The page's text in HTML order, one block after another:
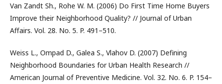
Van Zandt Sh., Rohe W. M. (2006) Do First Time Home Buyers
Improve their Neighborhood Quality? // Journal of Urban
Affairs. Vol. 28. No. 5. P. 491–510.
Weiss L., Ompad D., Galea S., Vlahov D. (2007) Defining
Neighborhood Boundaries for Urban Health Research //
American Journal of Preventive Medicine. Vol. 32. No. 6. P. 154–